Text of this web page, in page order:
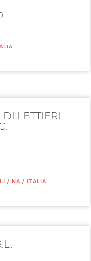
DI LETTIERI
/ NA / ITALIA